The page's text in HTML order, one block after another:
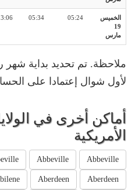
الخميس
19
مارس
05:24
05:34
ملاحظة. تم تحديد بداية
لأول شوال إعتمادا على
أماكن أخرى في
الأمريكية
Abbeville
Abbeville
Aberdeen
Aberdeen